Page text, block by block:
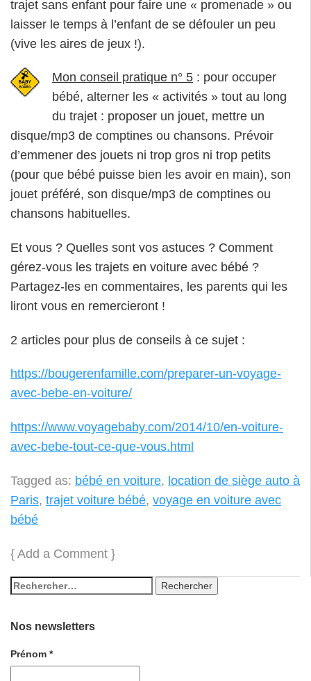
trajet sans enfant pour faire une « promenade » ou
laisser le temps à l’enfant de se défouler un peu
(vive les aires de jeux !).
Mon conseil pratique n° 5 : pour occuper
bébé, alterner les « activités » tout au long
du trajet : proposer un jouet, mettre un
disque/mp3 de comptines ou chansons. Prévoir
d’emmener des jouets ni trop gros ni trop petits
(pour que bébé puisse bien les avoir en main), son
jouet préféré, son disque/mp3 de comptines ou
chansons habituelles.
Et vous ? Quelles sont vos astuces ? Comment
gérez-vous les trajets en voiture avec bébé ?
Partagez-les en commentaires, les parents qui les
liront vous en remercieront !
2 articles pour plus de conseils à ce sujet :
https://bougerenfamille.com/preparer-un-voyage-
avec-bebe-en-voiture/
https://www.voyagebaby.com/2014/10/en-voiture-
avec-bebe-tout-ce-que-vous.html
Tagged as: bébé en voiture, location de siège auto à
Paris, trajet voiture bébé, voyage en voiture avec
bébé
{ Add a Comment }
Nos newsletters
Prénom *